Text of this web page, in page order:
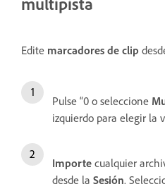
Edite marcadores de clip
Pulse “0 o seleccione
izquierdo para elegir la
Importe cualquier
desde la Sesión.